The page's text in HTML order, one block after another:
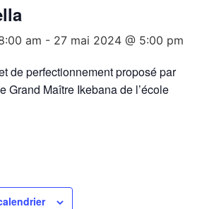
am - 27 mai 2024 @ 5:00 pm
de perfectionnement proposé par
Grand Maître Ikebana de l’école